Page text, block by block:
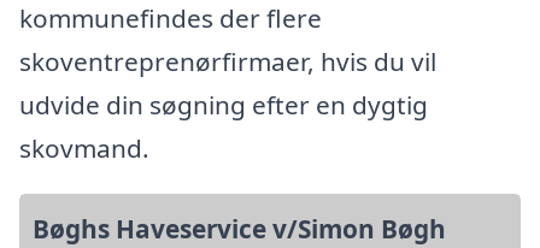
kommunefindes der flere
skoventreprenørfirmaer, hvis du vil
udvide din søgning efter en dygtig
skovmand.
Bøghs Haveservice v/Simon Bøgh